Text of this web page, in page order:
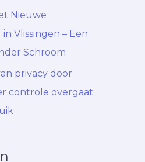
Nieuwe
Vlissingen – Een
Schroom
privacy door
controle overgaat